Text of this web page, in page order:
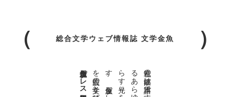
総合文学ウェブ情報誌 文学金魚
金魚屋プレス日本版代表 齋藤都